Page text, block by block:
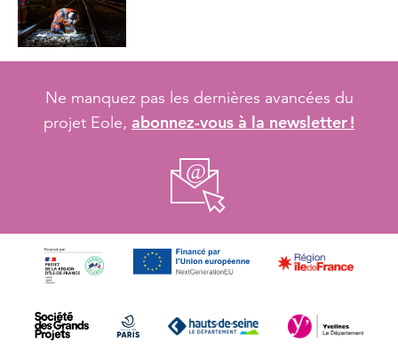
Ne manquez pas les dernières avancées du
projet Eole, abonnez-vous à la newsletter !